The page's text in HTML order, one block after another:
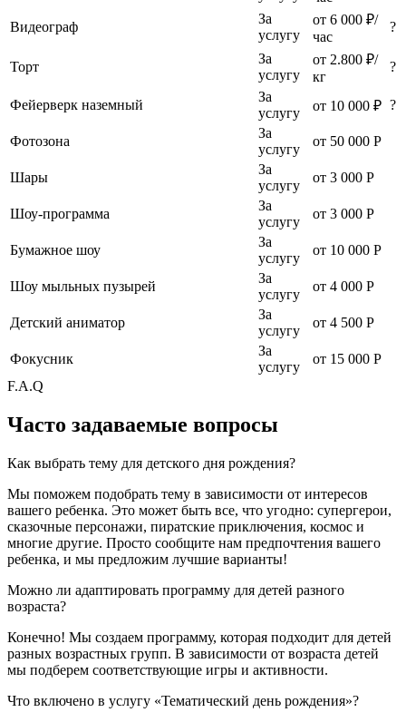
Видеограф
За
услугу
от 6 000 ₽/
час
?
Торт
За
услугу
от 2.800 ₽/
кг
?
Фейерверк наземный
За
услугу
от 10 000 ₽ ?
Фотозона
За
услугу
от 50 000 Р
Шары
За
услугу
от 3 000 Р
Шоу-программа
За
услугу
от 3 000 Р
Бумажное шоу
За
услугу
от 10 000 Р
Шоу мыльных пузырей
За
услугу
от 4 000 Р
Детский аниматор
За
услугу
от 4 500 Р
Фокусник
За
услугу
от 15 000 Р
F.A.Q
Часто задаваемые вопросы
Как выбрать тему для детского дня рождения?
Мы поможем подобрать тему в зависимости от интересов
вашего ребенка. Это может быть все, что угодно: супергерои,
сказочные персонажи, пиратские приключения, космос и
многие другие. Просто сообщите нам предпочтения вашего
ребенка, и мы предложим лучшие варианты!
Можно ли адаптировать программу для детей разного
возраста?
Конечно! Мы создаем программу, которая подходит для детей
разных возрастных групп. В зависимости от возраста детей
мы подберем соответствующие игры и активности.
Что включено в услугу «Тематический день рождения»?